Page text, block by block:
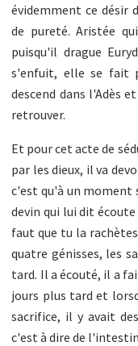
évidemment ce désir
de pureté. Aristée
puisqu'il drague
s'enfuit, elle se fait
descend dans l'Adès
retrouver.
Et pour cet acte de
par les dieux, il va
c'est qu'à un moment
devin qui lui dit
faut que tu la
quatre génisses, les
tard. Il a écouté, il a
jours plus tard et
sacrifice, il y avait
c'est à dire de